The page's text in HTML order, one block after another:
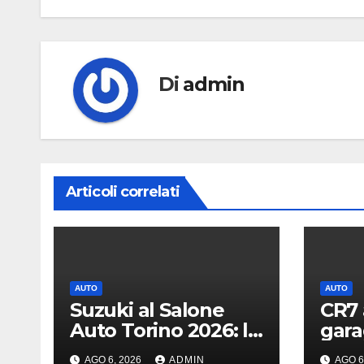
Di admin
Articoli correlati
AUTO
Suzuki al Salone
Auto Torino 2026: le
novità
AGO 6, 2026 ADMIN
AUTO
AGO